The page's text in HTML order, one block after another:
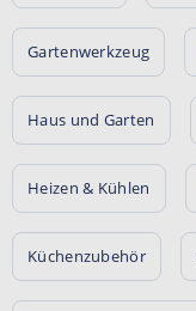
Gartenwerkzeug
Haus und Garten
Heizen & Kühlen
Küchenzubehör